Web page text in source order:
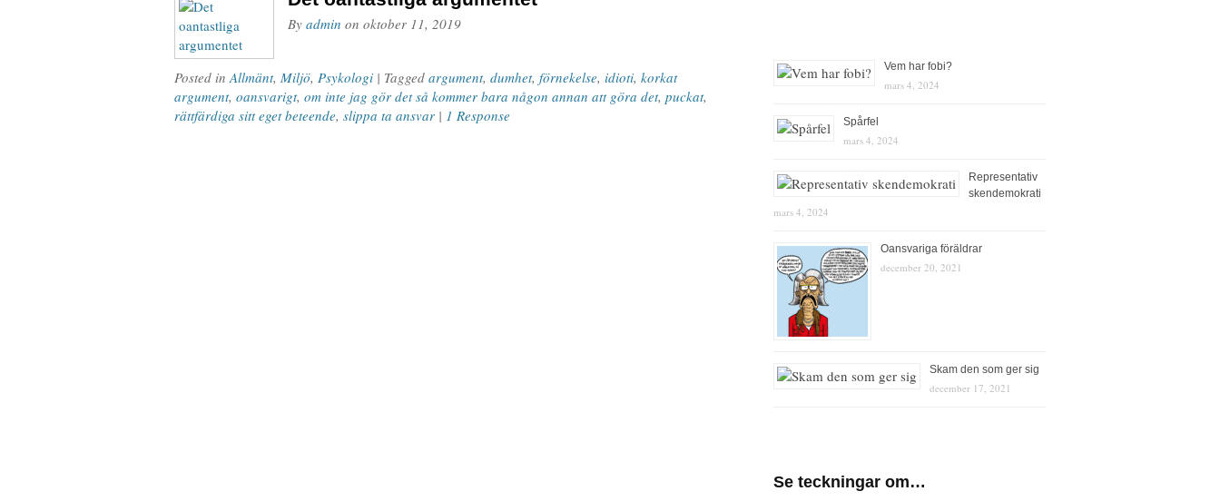
By admin on oktober 11, 2019
Posted inAllmänt, Miljö, Psykologi | Tagged argument, dumhet, förnekelse, idioti, korkat
argument, oansvarigt, om inte jag gör det så kommer bara någon annan att göra det, puckat,
rättfärdiga sitt eget beteende, slippa ta ansvar | 1 Response
Vem har fobi?
mars 4, 2024
Spårfel
mars 4, 2024
Representativ
skendemokrati
mars 4, 2024
Oansvariga föräldrar
december 20, 2021
Skam den som ger sig
december 17, 2021
Se teckningar om…